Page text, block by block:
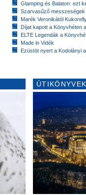
Glamping és Balaton: ezt
Szarvasűző messzeségek
Marék Veronikától
Díjat kapott a Könyvhéten
ELTE Legendák a
Made in Vidék
Ezüstöt nyert a Kodolányi